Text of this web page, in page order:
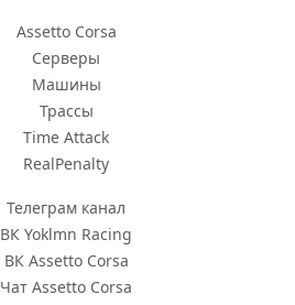
Assetto Corsa
Серверы
Машины
Трассы
Time Attack
RealPenalty
Телеграм канал
ВК Yoklmn Racing
ВК Assetto Corsa
Чат Assetto Corsa